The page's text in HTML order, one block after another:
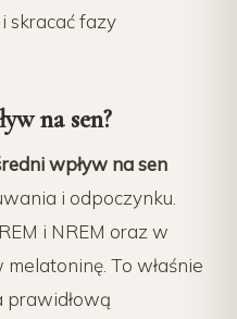
skracać fazy
na sen?
wpływ na sen
i odpoczynku.
i NREM oraz w
To właśnie